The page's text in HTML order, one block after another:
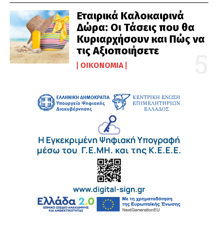
Εταιρικά Καλοκαιρινά
Δώρα: Οι Τάσεις που θα
Κυριαρχήσουν και Πώς να
τις Αξιοποιήσετε
ΟΙΚΟΝΟΜΊΑ